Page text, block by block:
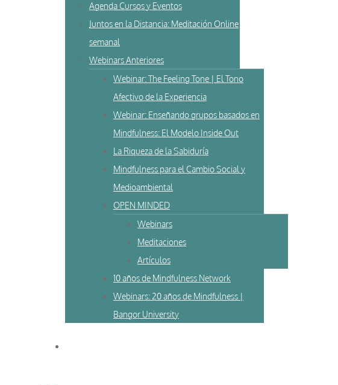
Agenda Cursos y Eventos
Juntos en la Distancia: Meditación Online
semanal
Webinars Anteriores
Webinar: The Feeling Tone | El Tono
Afectivo de la Experiencia
Webinar: Enseñando grupos basados en
Mindfulness: El Modelo Inside Out
La Riqueza de la Sabiduría
Mindfulness para el Cambio Social y
Medioambiental
OPEN MINDED
Webinars
Meditaciones
Artículos
10 años de Mindfulness Network
Webinars: 20 años de Mindfulness |
Bangor University